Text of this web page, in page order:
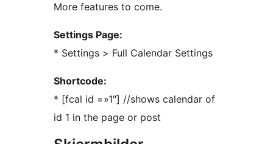
More features to come.
Settings Page:
* Settings > Full Calendar Settings
Shortcode:
* [fcal id =»1″] //shows calendar of
id 1 in the page or post